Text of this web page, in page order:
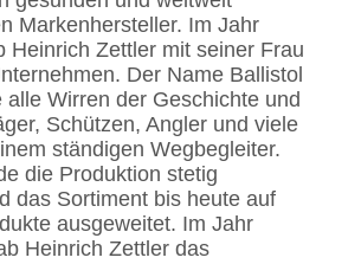
Markenhersteller. Im Jahr
Heinrich Zettler mit seiner Frau
Der Name Ballistol
alle Wirren der Geschichte und
Schützen, Angler und viele
ständigen Wegbegleiter.
die Produktion stetig
das Sortiment bis heute auf
ausgeweitet. Im Jahr
Heinrich Zettler das